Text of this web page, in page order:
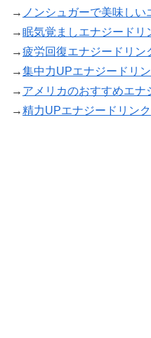
→ ノンシュガーで美味しい
→眠気覚ましエナジードリ
→疲労回復エナジードリン
→集中力UPエナジードリ
→ アメリカのおすすめエナ
→精力UPエナジードリンク